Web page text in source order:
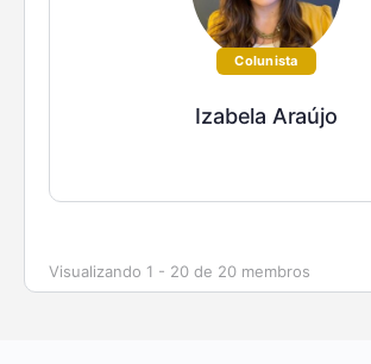
Colunista
Izabela Araújo
Visualizando 1 - 20 de 20 membros